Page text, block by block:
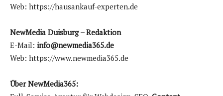
Web: https://hausankauf-experten.de
NewMedia Duisburg – Redaktion
E-Mail: info@newmedia365.de
Web: https://www.newmedia365.de
Über NewMedia365: